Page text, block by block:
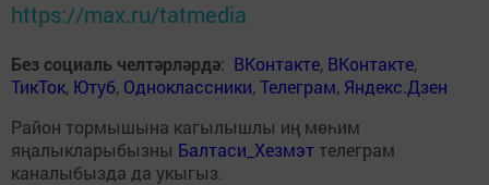
https://max.ru/tatmedia
Без социаль челтәрләрдә: ВКонтакте, ВКонтакте,
ТикТок, Ютуб, Одноклассники,Телеграм, Яндекс.Дзен
Район тормышына кагылышлы иң мөһим
яңалыкларыбызны Балтаси_Хезмэт телеграм
каналыбызда да укыгыз.